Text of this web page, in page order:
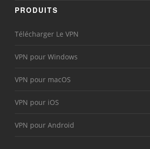
PRODUITS
Télécharger Le VPN
VPN pour Windows
VPN pour macOS
VPN pour iOS
VPN pour Android